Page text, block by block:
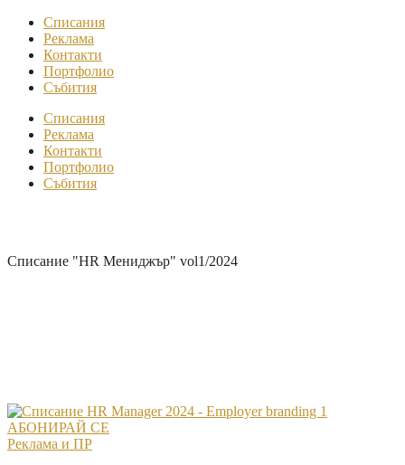
Списания
Реклама
Контакти
Портфолио
Събития
Списания
Реклама
Контакти
Портфолио
Събития
Списание "HR Мениджър" vol1/2024
АБОНИРАЙ СЕ
Реклама и ПР